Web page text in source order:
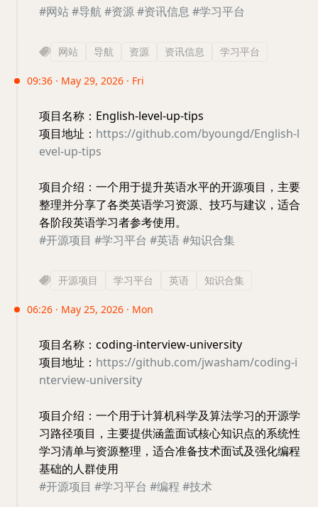
#网站#导航#资源#资讯信息 #学习平台
网站 导航 资源 资讯信息 学习平台
09:36 · May 29, 2026 · Fri
项目名称：English-level-up-tips
项目地址： https://github.com/byoungd/English-l
evel-up-tips
项目介绍：一个用于提升英语水平的开源项目，主要
整理并分享了各类英语学习资源、技巧与建议，适合
各阶段英语学习者参考使用。
#开源项目 #学习平台 #英语#知识合集
开源项目 学习平台 英语 知识合集
06:26 · May 25, 2026 · Mon
项目名称：coding-interview-university
项目地址： https://github.com/jwasham/coding-i
nterview-university
项目介绍：一个用于计算机科学及算法学习的开源学
习路径项目，主要提供涵盖面试核心知识点的系统性
学习清单与资源整理，适合准备技术面试及强化编程
基础的人群使用
#开源项目 #学习平台 #编程 #技术